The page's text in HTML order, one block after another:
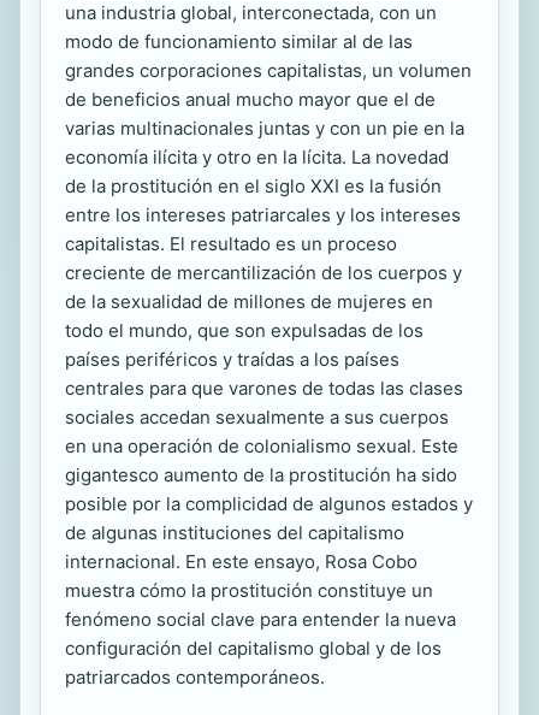
una industria global, interconectada, con un
modo de funcionamiento similar al de las
grandes corporaciones capitalistas, un volumen
de beneficios anual mucho mayor que el de
varias multinacionales juntas y con un pie en la
economía ilícita y otro en la lícita. La novedad
de la prostitución en el siglo XXI es la fusión
entre los intereses patriarcales y los intereses
capitalistas. El resultado es un proceso
creciente de mercantilización de los cuerpos y
de la sexualidad de millones de mujeres en
todo el mundo, que son expulsadas de los
países periféricos y traídas a los países
centrales para que varones de todas las clases
sociales accedan sexualmente a sus cuerpos
en una operación de colonialismo sexual. Este
gigantesco aumento de la prostitución ha sido
posible por la complicidad de algunos estados y
de algunas instituciones del capitalismo
internacional. En este ensayo, Rosa Cobo
muestra cómo la prostitución constituye un
fenómeno social clave para entender la nueva
configuración del capitalismo global y de los
patriarcados contemporáneos.